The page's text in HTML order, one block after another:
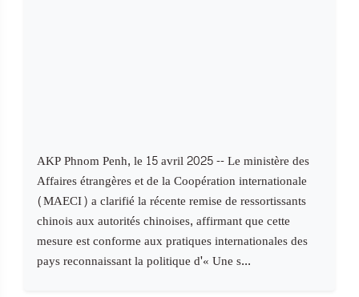
AKP Phnom Penh, le 15 avril 2025 -- Le ministère des
Affaires étrangères et de la Coopération internationale
(MAECI) a clarifié la récente remise de ressortissants
chinois aux autorités chinoises, affirmant que cette
mesure est conforme aux pratiques internationales des
pays reconnaissant la politique d'« Une s...